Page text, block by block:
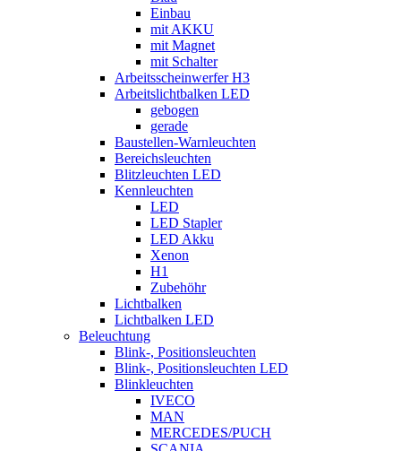
Einbau
mit AKKU
mit Magnet
mit Schalter
Arbeitsscheinwerfer H3
Arbeitslichtbalken LED
gebogen
gerade
Baustellen-Warnleuchten
Bereichsleuchten
Blitzleuchten LED
Kennleuchten
LED
LED Stapler
LED Akku
Xenon
H1
Zubehöhr
Lichtbalken
Lichtbalken LED
Beleuchtung
Blink-, Positionsleuchten
Blink-, Positionsleuchten LED
Blinkleuchten
IVECO
MAN
MERCEDES/PUCH